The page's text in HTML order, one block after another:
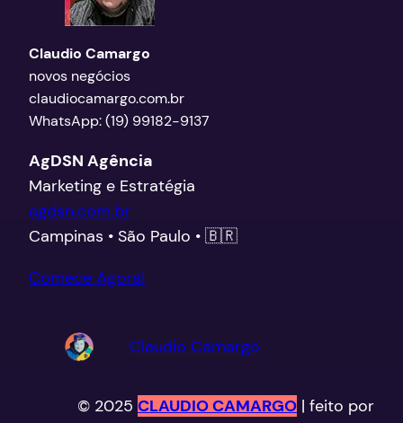
Claudio Camargo
novos negócios
claudiocamargo.com.br
WhatsApp: (19) 99182-9137
AgDSN Agência
Marketing e Estratégia
agdsn.com.br
Campinas • São Paulo • 🇧🇷
Comece Agora!
Claudio Camargo
© 2025 CLAUDIO CAMARGO | feito por